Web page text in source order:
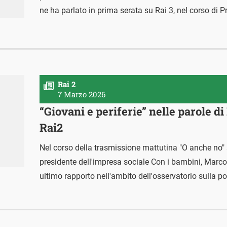
ne ha parlato in prima serata su Rai 3, nel corso di
Rai 2
7 Marzo 2026
“Giovani e periferie” nelle parole
Rai2
Nel corso della trasmissione mattutina "O anche
presidente dell'impresa sociale Con i bambini,
ultimo rapporto nell'ambito dell'osservatorio sulla